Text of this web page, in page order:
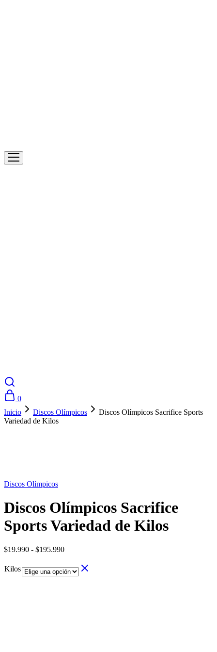
0
Inicio
Discos Olímpicos
Discos Olímpicos Sacrifice Sports
Variedad de Kilos
Discos Olímpicos
Discos Olímpicos Sacrifice
Sports Variedad de Kilos
$19.990 - $195.990Rango
precios:
desde
Kilos